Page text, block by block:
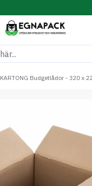
KARTONG Budgetlådor - 320 x